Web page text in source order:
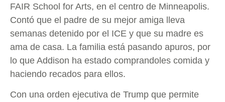
FAIR School for Arts, en el centro de Minneapolis.
Contó que el padre de su mejor amiga lleva
semanas detenido por el ICE y que su madre es
ama de casa. La familia está pasando apuros, por
lo que Addison ha estado comprandoles comida y
haciendo recados para ellos.
Con una orden ejecutiva de Trump que permite